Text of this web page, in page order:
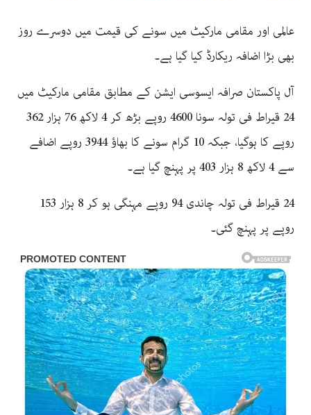
عالمی اور مقامی مارکیٹ میں سونے کی قیمت میں دوسرے روز
بھی بڑا اضافہ ریکارڈ کیا گیا ہے۔
آل پاکستان صرافہ ایسوسی ایشن کے مطابق مقامی مارکیٹ میں
24 قیراط فی تولہ سونا 4600 روپے بڑھ کر 4 لاکھ 76 ہزار 362
روپے کا ہوگیا، جبکہ 10 گرام سونے کا بھاؤ 3944 روپے اضافے
سے 4 لاکھ 8 ہزار 403 پر پہنچ گیا ہے۔
24 قیراط فی تولہ چاندی 94 روپے مہنگی ہو کر 8 ہزار 153
روپے پر پہنچ گئی۔